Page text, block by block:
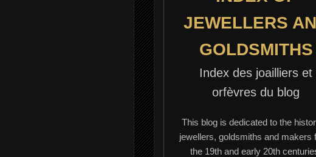
JEWELLERS
GOLDSMITHS
Index des joailliers et
orfèvres du blog
This blog is dedicated to the
jewellers, goldsmiths and makers
the 19th and early 20th